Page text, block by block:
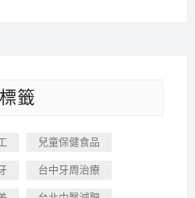
標籤
兒童保健食品
台中牙周治療